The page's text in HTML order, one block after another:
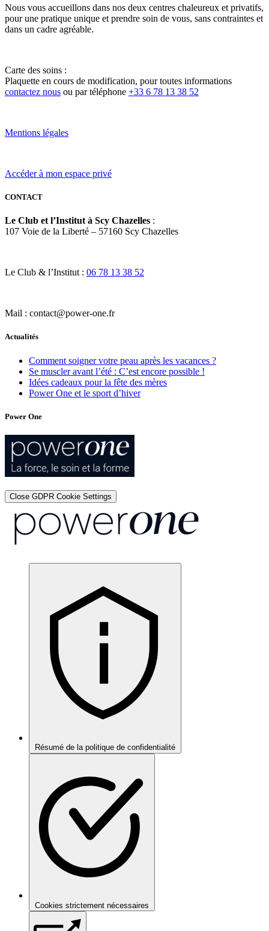
Nous vous accueillons dans nos deux centres chaleureux et privatifs,
pour une pratique unique et prendre soin de vous, sans contraintes et
dans un cadre agréable.
Carte des soins :
Plaquette en cours de modification, pour toutes informations
contactez nous ou par téléphone +33 6 78 13 38 52
Mentions légales
Accéder à mon espace privé
CONTACT
Le Club et l’Institut à Scy Chazelles :
107 Voie de la Liberté – 57160 Scy Chazelles
Le Club & l’Institut : 06 78 13 38 52
Mail : contact@power-one.fr
Actualités
Comment soigner votre peau après les vacances ?
Se muscler avant l’été : C’est encore possible !
Idées cadeaux pour la fête des mères
Power One et le sport d’hiver
Power One
Close GDPR Cookie Settings
Résumé de la politique de confidentialité
Cookies strictement nécessaires